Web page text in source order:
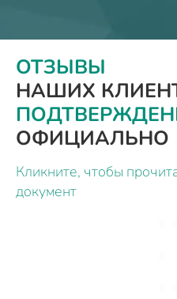
ОТЗЫВЫ
НАШИХ
ОФИЦИАЛЬНО
Кликните, чтобы
документ